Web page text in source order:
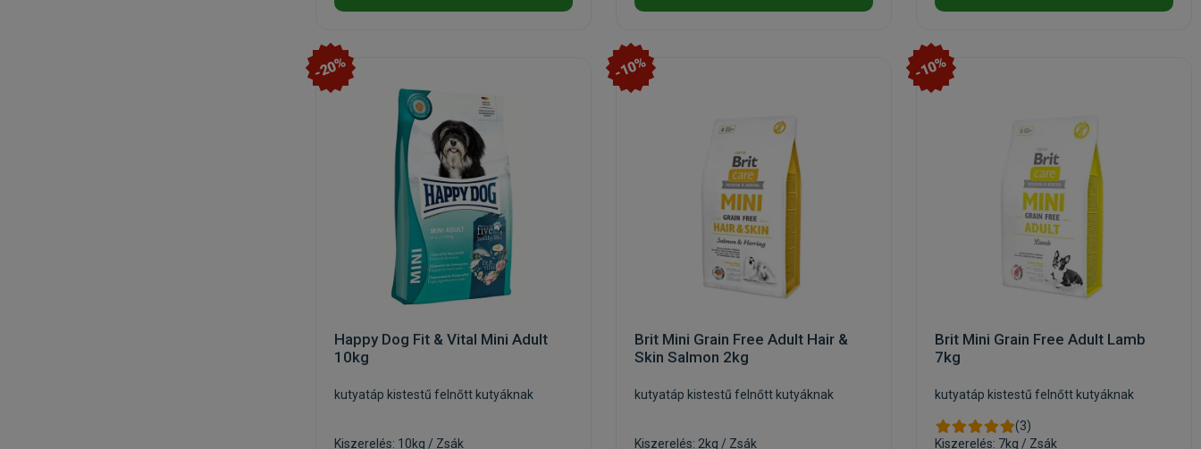
-20%
Happy Dog Fit & Vital Mini Adult
10kg
kutyatáp kistestű felnőtt kutyáknak
Kiszerelés: 10kg / Zsák
-10%
Brit Mini Grain Free Adult Hair &
Skin Salmon 2kg
kutyatáp kistestű felnőtt kutyáknak
Kiszerelés: 2kg / Zsák
-10%
Brit Mini Grain Free Adult Lamb
7kg
kutyatáp kistestű felnőtt kutyáknak
(3)
Kiszerelés: 7kg / Zsák